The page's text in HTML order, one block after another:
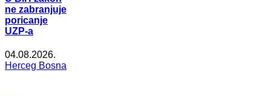
ne zabranjuje
poricanje
UZP-a
04.08.2026.
Herceg Bosna